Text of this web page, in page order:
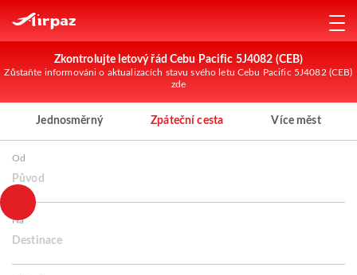
Zkontrolujte letový řád Cebu Pacific 5J4082 (CEB)
Zůstaňte informováni o aktualizacích stavu svého letu Cebu Pacific 5J4082 (CEB)
zde
Jednosměrný Zpáteční cesta Více měst
Od
Původ
Na
Destinace